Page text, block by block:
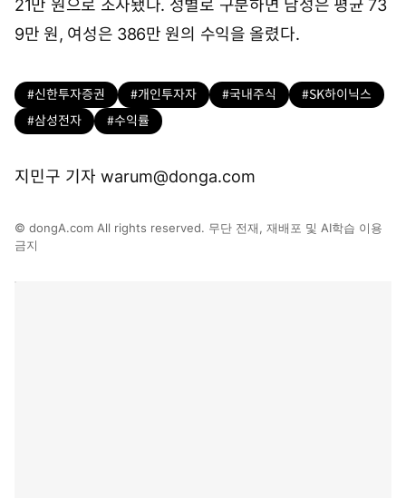
21만 원으로 조사됐다. 성별로 구분하면 남성은 평균 73
9만 원, 여성은 386만 원의 수익을 올렸다.
#신한투자증권 #개인투자자 #국내주식
#SK하이닉스
#삼성전자
#수익률
지민구 기자 warum@donga.com
© dongA.com All rights reserved. 무단 전재, 재배포 및 AI학습 이용
금지